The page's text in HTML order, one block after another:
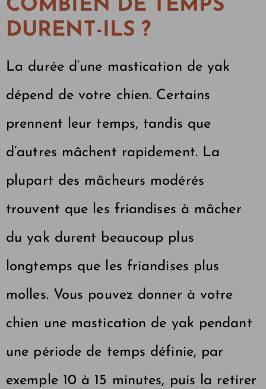
COMBIEN DE TEMPS
DURENT-ILS ?
La durée d’une mastication de yak
dépend de votre chien. Certains
prennent leur temps, tandis que
d’autres mâchent rapidement. La
plupart des mâcheurs modérés
trouvent que les friandises à mâcher
du yak durent beaucoup plus
longtemps que les friandises plus
molles. Vous pouvez donner à votre
chien une mastication de yak pendant
une période de temps définie, par
exemple 10 à 15 minutes, puis la retirer